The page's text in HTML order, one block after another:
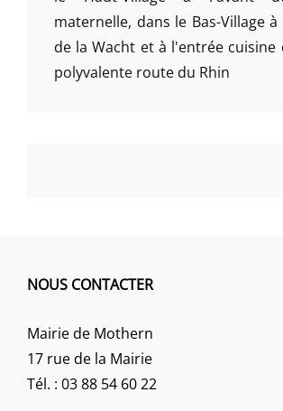
maternelle, dans le Bas-Village
de la Wacht et à l'entrée cuisine
polyvalente route du Rhin
NOUS CONTACTER
Mairie de Mothern
17 rue de la Mairie
Tél. : 03 88 54 60 22